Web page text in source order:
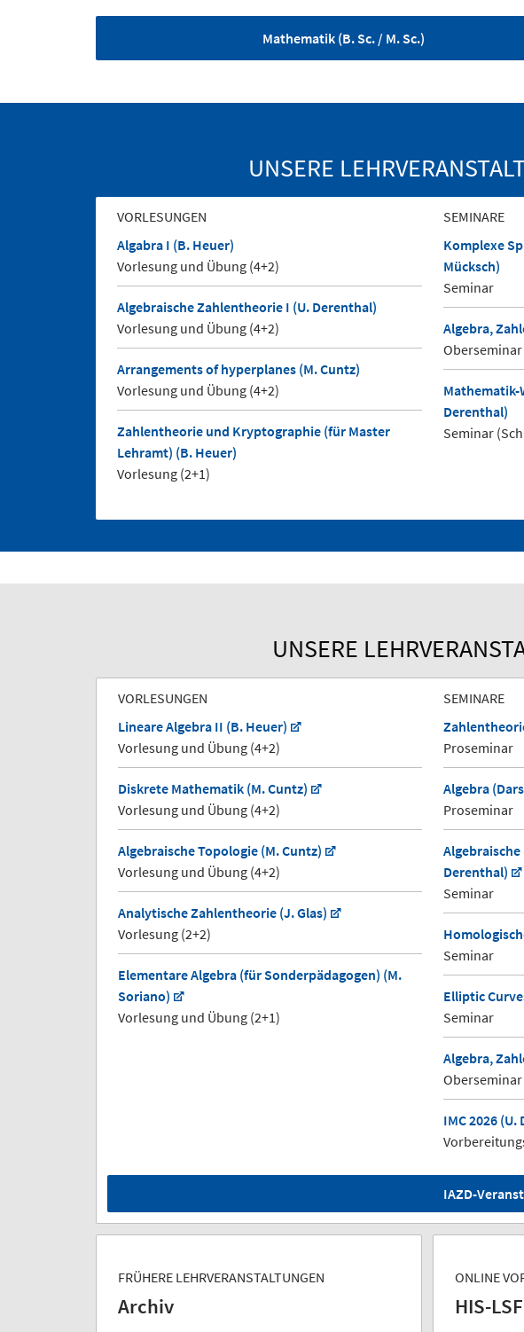
Mathematik (B. Sc. / M. Sc.)
UNSERE
VORLESUNGEN
Algabra I (B. Heuer)
Vorlesung und Übung (4+2)
Algebraische Zahlentheorie I (U. Derenthal)
Vorlesung und Übung (4+2)
Arrangements of hyperplanes (M. Cuntz)
Vorlesung und Übung (4+2)
Zahlentheorie und Kryptographie (für Master
Lehramt) (B. Heuer)
Vorlesung (2+1)
SEMINARE
Komplexe
Mücksch)
Seminar
Algebra,
Oberseminar
Mathematik-
Derenthal)
Seminar
UNSERE
VORLESUNGEN
Lineare Algebra II (B. Heuer)
Vorlesung und Übung (4+2)
Diskrete Mathematik (M. Cuntz)
Vorlesung und Übung (4+2)
Algebraische Topologie (M. Cuntz)
Vorlesung und Übung (4+2)
Analytische Zahlentheorie (J. Glas)
Vorlesung (2+2)
Elementare Algebra (für Sonderpädagogen) (M.
Soriano)
Vorlesung und Übung (2+1)
SEMINARE
Proseminar
Algebra
Proseminar
Derenthal)
Seminar
Seminar
Elliptic
Seminar
Algebra,
Oberseminar
IMC 2026
IAZD-
FRÜHERE LEHRVERANSTALTUNGEN
Archiv
ONLINE
HIS-LSF